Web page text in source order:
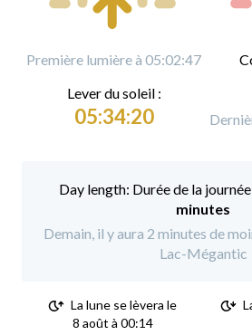
Première lumière à 05:02:47
Lever du soleil :
05:34:20
C
Durée de la journée
minutes
Demain, il y aura 2 minutes de
Lac-Mégantic
La lune se lèvera le
8 août à 00:14